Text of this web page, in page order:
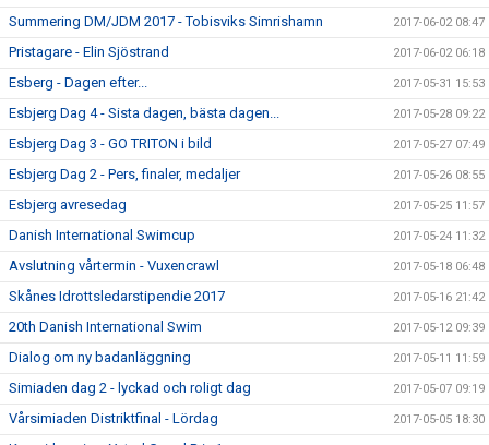
Summering DM/JDM 2017 - Tobisviks Simrishamn 2017-06-02 08:47
Pristagare - Elin Sjöstrand 2017-06-02 06:18
Esberg - Dagen efter... 2017-05-31 15:53
Esbjerg Dag 4 - Sista dagen, bästa dagen... 2017-05-28 09:22
Esbjerg Dag 3 - GO TRITON i bild 2017-05-27 07:49
Esbjerg Dag 2 - Pers, finaler, medaljer 2017-05-26 08:55
Esbjerg avresedag 2017-05-25 11:57
Danish International Swimcup 2017-05-24 11:32
Avslutning vårtermin - Vuxencrawl 2017-05-18 06:48
Skånes Idrottsledarstipendie 2017 2017-05-16 21:42
20th Danish International Swim 2017-05-12 09:39
Dialog om ny badanläggning 2017-05-11 11:59
Simiaden dag 2 - lyckad och roligt dag 2017-05-07 09:19
Vårsimiaden Distriktfinal - Lördag 2017-05-05 18:30